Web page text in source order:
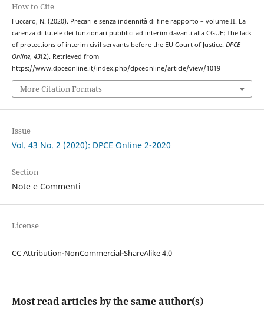
How to Cite
Fuccaro, N. (2020). Precari e senza indennità di fine rapporto – volume II. La
carenza di tutele dei funzionari pubblici ad interim davanti alla CGUE: The lack
of protections of interim civil servants before the EU Court of Justice. DPCE
Online, 43(2). Retrieved from
https://www.dpceonline.it/index.php/dpceonline/article/view/1019
More Citation Formats
Issue
Vol. 43 No. 2 (2020): DPCE Online 2-2020
Section
Note e Commenti
License
CC Attribution-NonCommercial-ShareAlike 4.0
Most read articles by the same author(s)